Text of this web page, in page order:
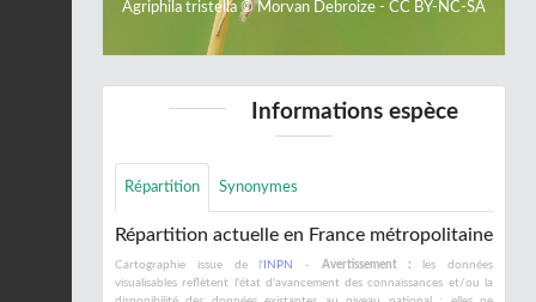
Agriphila tristella © Morvan Debroize - CC BY-NC-SA
Informations espèce
Répartition Synonymes
Répartition actuelle en France métropolitaine
Cartographie issue de l' INPN - Avertissement : les données
visualisables reflètent l'état d'avancement des connaissances et/ou la